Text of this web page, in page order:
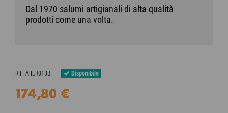
Dal 1970 salumi artigianali di alta qualità
prodotti come una volta.
RIF. AIIER013B Disponibile
174,80 €